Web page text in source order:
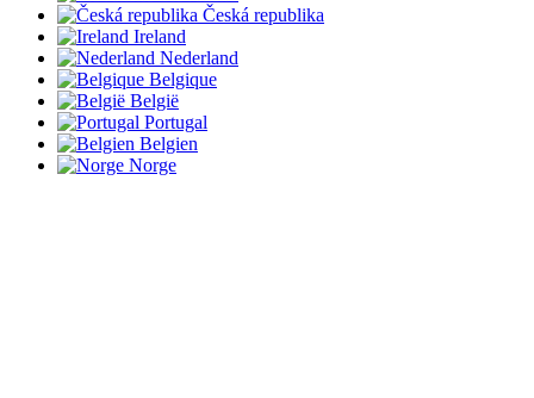
Česká republika
Ireland
Nederland
Belgique
België
Portugal
Belgien
Norge